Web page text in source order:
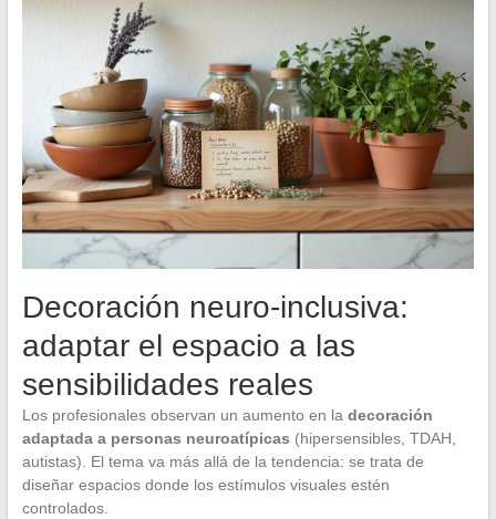
Decoración neuro-inclusiva:
adaptar el espacio a las
sensibilidades reales
Los profesionales observan un aumento en la decoración
adaptada a personas neuroatípicas (hipersensibles, TDAH,
autistas). El tema va más allá de la tendencia: se trata de
diseñar espacios donde los estímulos visuales estén
controlados.